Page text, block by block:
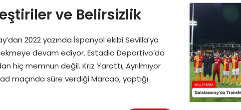
ve Belirsizlik
2022 yazında İspanyol ekibi Sevilla’ya
devam ediyor. Estadio Deportivo’da
hiç memnun değil. Kriz Yarattı, Ayrılmıyor
maçında süre verdiği Marcao, yaptığı